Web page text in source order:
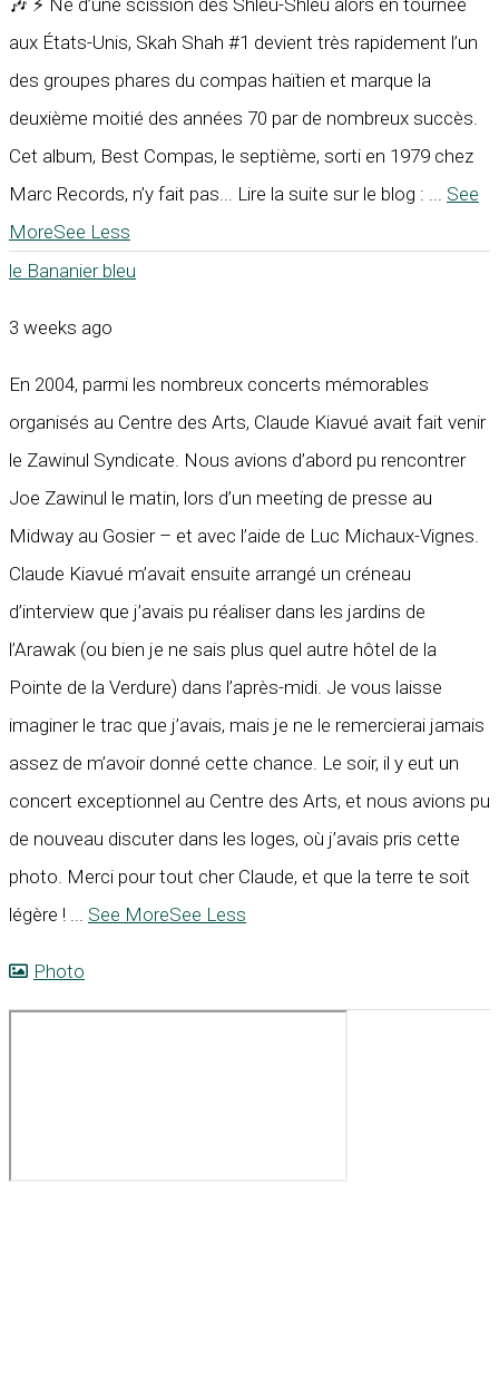
aux États-Unis, Skah Shah #1 devient très rapidement l’un
des groupes phares du compas haïtien et marque la
deuxième moitié des années 70 par de nombreux succès.
Cet album, Best Compas, le septième, sorti en 1979 chez
Marc Records, n’y fait pas... Lire la suite sur le blog :
See
MoreSee Less
le Bananier bleu
3 weeks ago
En 2004, parmi les nombreux concerts mémorables
organisés au Centre des Arts, Claude Kiavué avait fait venir
le Zawinul Syndicate. Nous avions d’abord pu rencontrer
Joe Zawinul le matin, lors d’un meeting de presse au
Midway au Gosier – et avec l’aide de Luc Michaux-Vignes.
Claude Kiavué m’avait ensuite arrangé un créneau
d’interview que j’avais pu réaliser dans les jardins de
l’Arawak (ou bien je ne sais plus quel autre hôtel de la
Pointe de la Verdure) dans l’après-midi. Je vous laisse
imaginer le trac que j’avais, mais je ne le remercierai jamais
assez de m’avoir donné cette chance. Le soir, il y eut un
concert exceptionnel au Centre des Arts, et nous avions pu
de nouveau discuter dans les loges, où j’avais pris cette
photo. Merci pour tout cher Claude, et que la terre te soit
légère !
See MoreSee Less
Photo